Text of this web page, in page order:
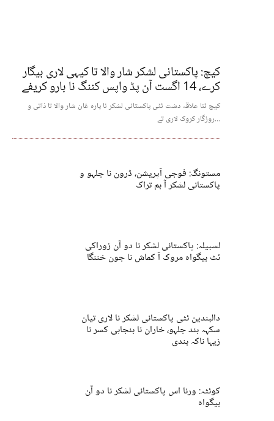
کیچ: پاکستانی لشکر شار والا تا کیہی لاری بیگار
کرے، 14 اگست آن پڈ واپس کننگ نا بارو کریفے
کیچ ئنا علاقہ دشت ئٹی پاکستانی لشکر نا پارہ غان شار والا تا ذاتی و
روزگار کروک لاری تے...
مستونگ: فوجی آپریشن، ڈرون نا جلہو و
پاکستانی لشکر آ بم تراک
لسبیلہ: پاکستانی لشکر نا دو آن زوراکی
ئٹ بیگواہ مروک آ کماش نا جون خننگا
دالبندین ئٹی پاکستانی لشکر نا لاری تیان
سکہہ بند جلہو، خاران نا بنجاہی کسر نا
زیہا ناکہ بندی
کوئٹہ: ورنا اس پاکستانی لشکر نا دو آن
بیگواہ